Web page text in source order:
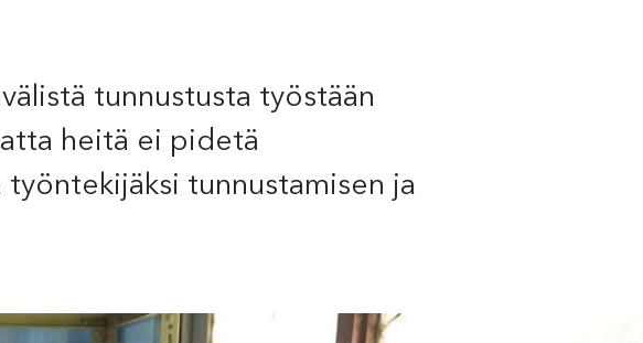
tunnustusta työstään
heitä ei pidetä
tunnustamisen ja